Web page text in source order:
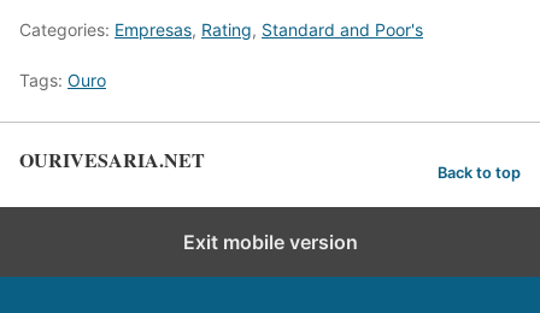
Categories: Empresas, Rating, Standard and Poor's
Tags: Ouro
OURIVESARIA.NET Back to top
Exit mobile version